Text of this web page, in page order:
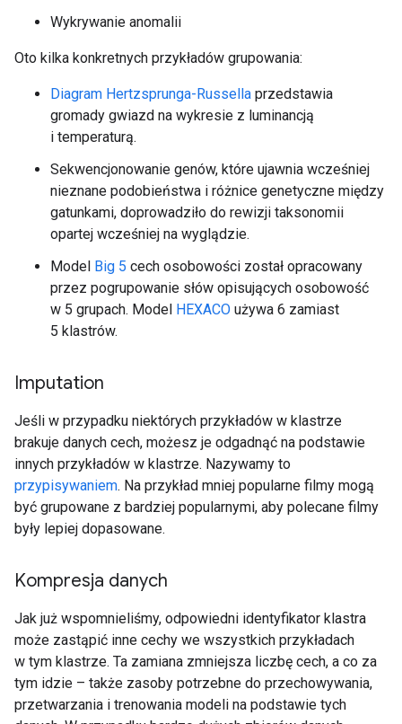
Wykrywanie anomalii
Oto kilka konkretnych przykładów grupowania:
Diagram Hertzsprunga-Russella przedstawia
gromady gwiazd na wykresie z luminancją
i temperaturą.
Sekwencjonowanie genów, które ujawnia wcześniej
nieznane podobieństwa i różnice genetyczne między
gatunkami, doprowadziło do rewizji taksonomii
opartej wcześniej na wyglądzie.
Model Big 5 cech osobowości został opracowany
przez pogrupowanie słów opisujących osobowość
w 5 grupach. Model HEXACO używa 6 zamiast
5 klastrów.
Imputation
Jeśli w przypadku niektórych przykładów w klastrze
brakuje danych cech, możesz je odgadnąć na podstawie
innych przykładów w klastrze. Nazywamy to
przypisywaniem. Na przykład mniej popularne filmy mogą
być grupowane z bardziej popularnymi, aby polecane filmy
były lepiej dopasowane.
Kompresja danych
Jak już wspomnieliśmy, odpowiedni identyfikator klastra
może zastąpić inne cechy we wszystkich przykładach
w tym klastrze. Ta zamiana zmniejsza liczbę cech, a co za
tym idzie – także zasoby potrzebne do przechowywania,
przetwarzania i trenowania modeli na podstawie tych